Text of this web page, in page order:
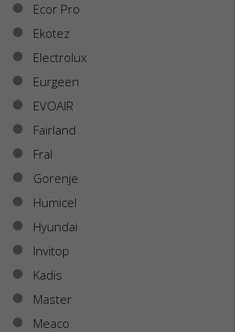
Ecor Pro
Ekotez
Electrolux
Eurgeen
EVOAIR
Fairland
Fral
Gorenje
Humicel
Hyundai
Invitop
Kadis
Master
Meaco